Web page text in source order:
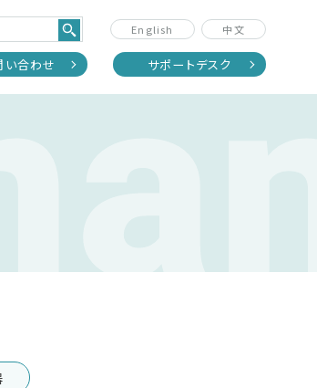
い合わせ サポートデスク
English 中文